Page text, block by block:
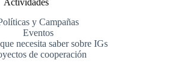
Actividades
y Campañas
Eventos
necesita saber sobre IGs
de cooperación